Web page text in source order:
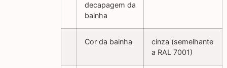
decapagem da
bainha
Cor da bainha
cinza (semelhante
a RAL 7001)